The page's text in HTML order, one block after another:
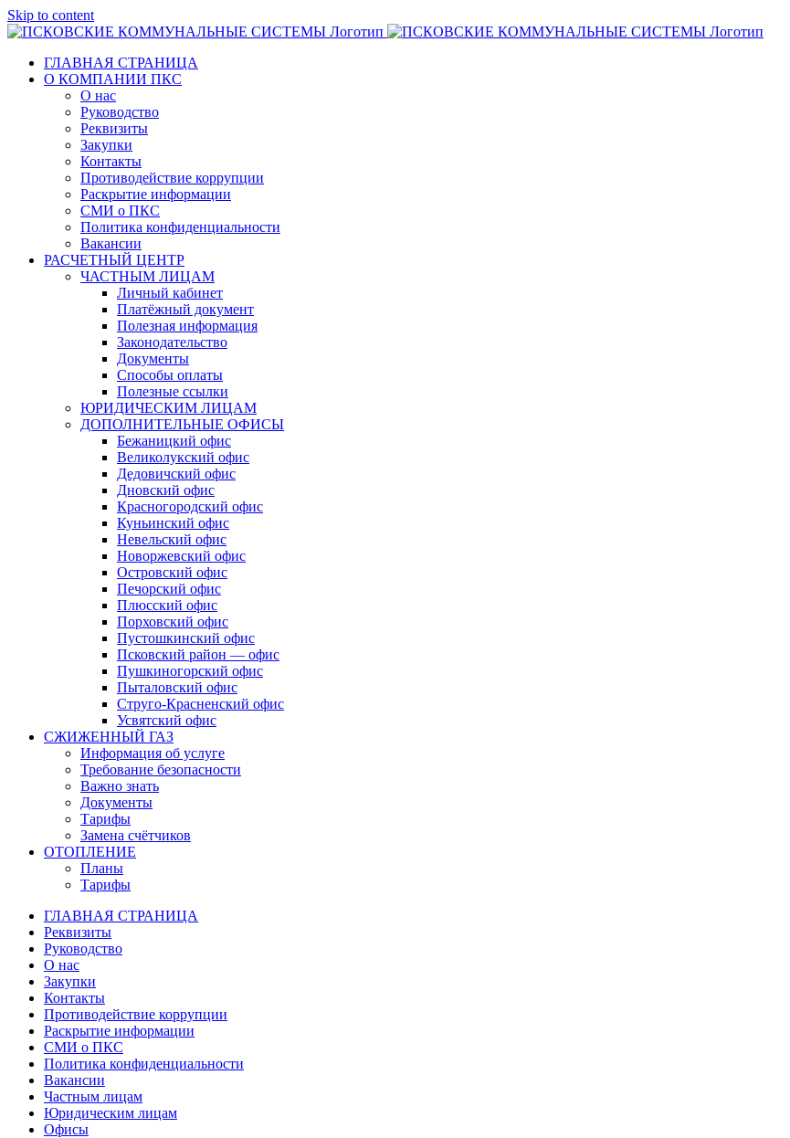
Skip to content
ГЛАВНАЯ СТРАНИЦА
О КОМПАНИИ ПКС
О нас
Руководство
Реквизиты
Закупки
Контакты
Противодействие коррупции
Раскрытие информации
СМИ о ПКС
Политика конфиденциальности
Вакансии
РАСЧЕТНЫЙ ЦЕНТР
ЧАСТНЫМ ЛИЦАМ
Личный кабинет
Платёжный документ
Полезная информация
Законодательство
Документы
Способы оплаты
Полезные ссылки
ЮРИДИЧЕСКИМ ЛИЦАМ
ДОПОЛНИТЕЛЬНЫЕ ОФИСЫ
Бежаницкий офис
Великолукский офис
Дедовичский офис
Дновский офис
Красногородский офис
Куньинский офис
Невельский офис
Новоржевский офис
Островский офис
Печорский офис
Плюсский офис
Порховский офис
Пустошкинский офис
Псковский район — офис
Пушкиногорский офис
Пыталовский офис
Струго-Красненский офис
Усвятский офис
СЖИЖЕННЫЙ ГАЗ
Информация об услуге
Требование безопасности
Важно знать
Документы
Тарифы
Замена счётчиков
ОТОПЛЕНИЕ
Планы
Тарифы
ГЛАВНАЯ СТРАНИЦА
Реквизиты
Руководство
О нас
Закупки
Контакты
Противодействие коррупции
Раскрытие информации
СМИ о ПКС
Политика конфиденциальности
Вакансии
Частным лицам
Юридическим лицам
Офисы